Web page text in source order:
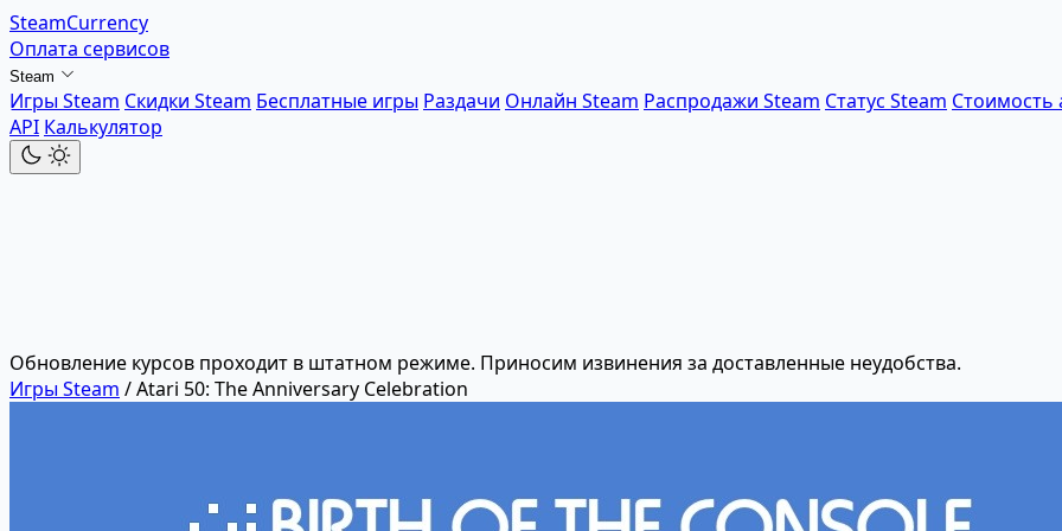
SteamCurrency
Оплата сервисов
Steam
Игры Steam Скидки Steam Бесплатные игры Раздачи Онлайн Steam Распродажи Steam Статус Steam Стоимость
API Калькулятор
Обновление курсов проходит в штатном режиме. Приносим извинения за доставленные неудобства.
Игры Steam /Atari 50: The Anniversary Celebration